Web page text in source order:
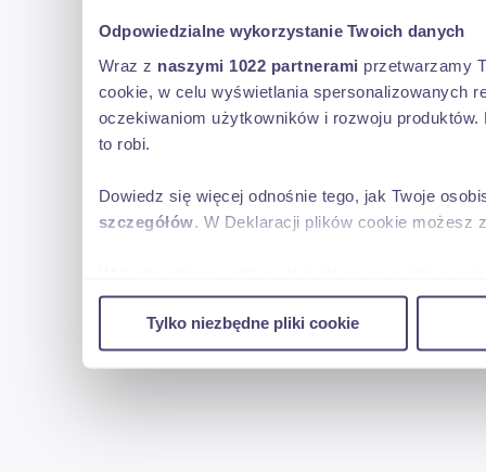
Odpowiedzialne wykorzystanie Twoich danych
Wraz z naszymi 1022 partnerami przetwarzamy
cookie, w celu wyświetlania spersonalizowanych
oczekiwaniom użytkowników i rozwoju
to robi.
Dowiedz się więcej odnośnie tego, jak Twoje
szczegółów. W Deklaracji plików cookie możesz
w naszej witrynie. Informacje o tym, jak
reklamowym i analitycznym. Partnerzy mogą
uzyskanymi podczas korzystania z ich usług.
Tylko niezbędne pliki cookie